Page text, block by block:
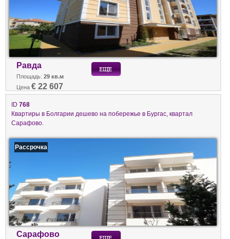
Равда
Площадь: 29 кв.м
Цена € 22 607
ID 768
Квартиры в Болгарии дешево на побережье в Бургас, квартал
Сарафово.
Рассрочка
Сарафово